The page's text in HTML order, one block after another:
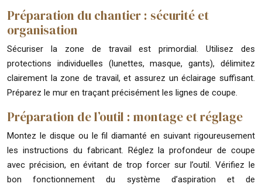
Préparation du chantier : sécurité et
organisation
Sécuriser la zone de travail est primordial. Utilisez des
protections individuelles (lunettes, masque, gants), délimitez
clairement la zone de travail, et assurez un éclairage suffisant.
Préparez le mur en traçant précisément les lignes de coupe.
Préparation de l’outil : montage et réglage
Montez le disque ou le fil diamanté en suivant rigoureusement
les instructions du fabricant. Réglez la profondeur de coupe
avec précision, en évitant de trop forcer sur l’outil. Vérifiez le
bon fonctionnement du système d’aspiration et de